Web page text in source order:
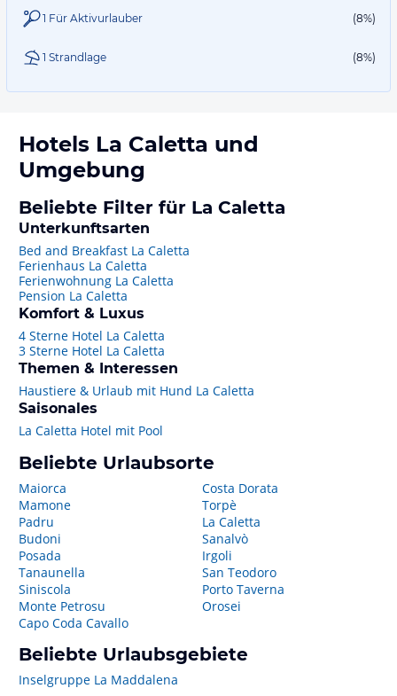
1 Für Aktivurlauber (8%)
1 Strandlage (8%)
Hotels La Caletta und
Umgebung
Beliebte Filter für La Caletta
Unterkunftsarten
Bed and Breakfast La Caletta
Ferienhaus La Caletta
Ferienwohnung La Caletta
Pension La Caletta
Komfort & Luxus
4 Sterne Hotel La Caletta
3 Sterne Hotel La Caletta
Themen & Interessen
Haustiere & Urlaub mit Hund La Caletta
Saisonales
La Caletta Hotel mit Pool
Beliebte Urlaubsorte
Maiorca
Mamone
Padru
Budoni
Posada
Tanaunella
Siniscola
Monte Petrosu
Capo Coda Cavallo
Costa Dorata
Torpè
La Caletta
Sanalvò
Irgoli
San Teodoro
Porto Taverna
Orosei
Beliebte Urlaubsgebiete
Inselgruppe La Maddalena